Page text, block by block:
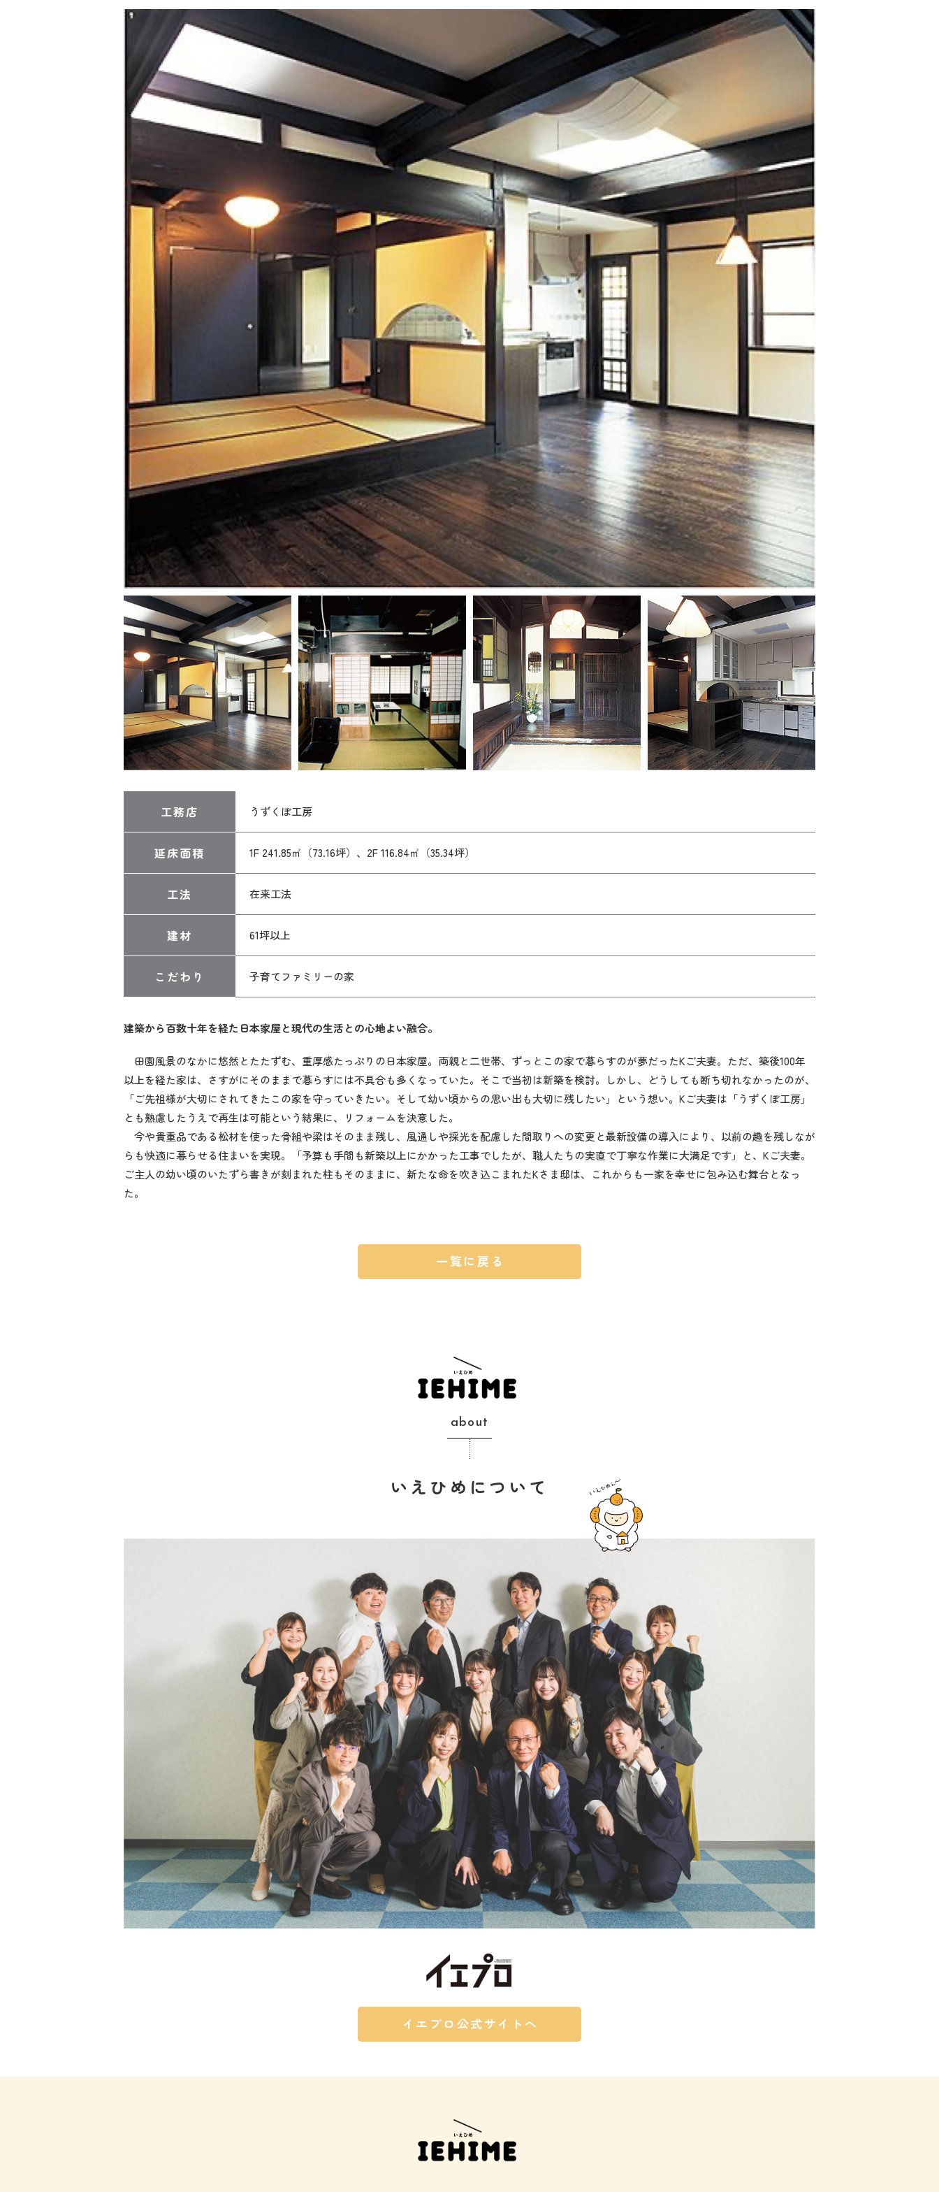
工務店 うずくぼ工房
延床面積 1F 241.85㎡（73.16坪）、2F 116.84㎡（35.34坪）
工法 在来工法
建材 61坪以上
こだわり 子育てファミリーの家
建築から百数十年を経た日本家屋と現代の生活との心地よい融合。
田園風景のなかに悠然とたたずむ、重厚感たっぷりの日本家屋。両親と二世帯、ずっとこの家で暮らすのが夢だったKご夫妻。ただ、築後100年
以上を経た家は、さすがにそのままで暮らすには不具合も多くなっていた。そこで当初は新築を検討。しかし、どうしても断ち切れなかったのが、
「ご先祖様が大切にされてきたこの家を守っていきたい。そして幼い頃からの思い出も大切に残したい」という想い。Kご夫妻は「うずくぼ工房」
とも熟慮したうえで再生は可能という結果に、リフォームを決意した。
今や貴重品である松材を使った骨組や梁はそのまま残し、風通しや採光を配慮した間取りへの変更と最新設備の導入により、以前の趣を残しなが
らも快適に暮らせる住まいを実現。「予算も手間も新築以上にかかった工事でしたが、職人たちの実直で丁寧な作業に大満足です」と、Kご夫妻。
ご主人の幼い頃のいたずら書きが刻まれた柱もそのままに、新たな命を吹き込こまれたKさま邸は、これからも一家を幸せに包み込む舞台となっ
た。
一覧に戻る
about
いえひめについて
イエプロ公式サイトへ